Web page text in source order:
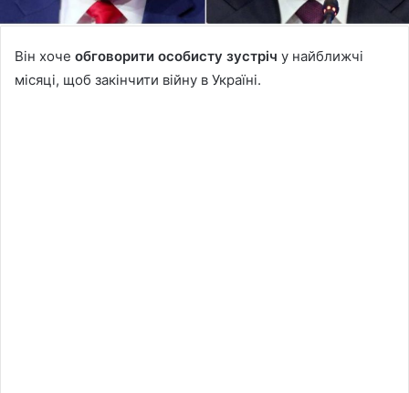
Він хоче обговорити особисту зустріч у найближчі
місяці, щоб закінчити війну в Україні.